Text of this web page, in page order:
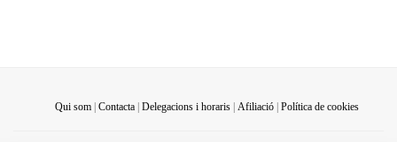
Qui som| Contacta| Delegacions i horaris| Afiliació| Política de cookies